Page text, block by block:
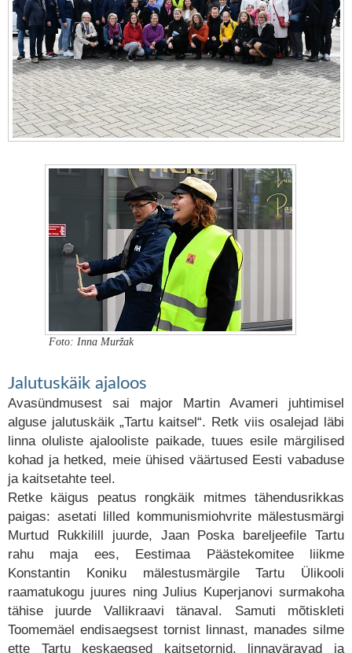
Foto: Inna Muržak
Jalutuskäik ajaloos
Avasündmusest sai major Martin Avameri juhtimisel
alguse jalutuskäik „Tartu kaitsel“. Retk viis osalejad läbi
linna oluliste ajalooliste paikade, tuues esile märgilised
kohad ja hetked, meie ühised väärtused Eesti vabaduse
ja kaitsetahte teel.
Retke käigus peatus rongkäik mitmes tähendusrikkas
paigas: asetati lilled kommunismiohvrite mälestusmärgi
Murtud Rukkilill juurde, Jaan Poska bareljeefile Tartu
rahu maja ees, Eestimaa Päästekomitee liikme
Konstantin Koniku mälestusmärgile Tartu Ülikooli
raamatukogu juures ning Julius Kuperjanovi surmakoha
tähise juurde Vallikraavi tänaval. Samuti mõtiskleti
Toomemäel endisaegsest tornist linnast, manades silme
ette Tartu keskaegsed kaitsetornid, linnaväravad ja